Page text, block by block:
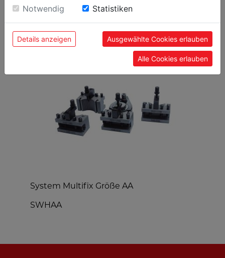
BELIEBTE PRODUKTE
System Multifix Größe AA
SWHAA
Einwilligung zu unseren Cookies.
Notwendig Statistiken
Details anzeigen Ausgewählte Cookies erlauben
Alle Cookies erlauben